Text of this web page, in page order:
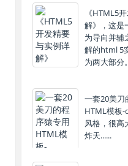
《HTML5
解》，这是
为导向并辅
解的html 5
为两大部分
一套20美刀
HTML模板
风格，很高
炸天......